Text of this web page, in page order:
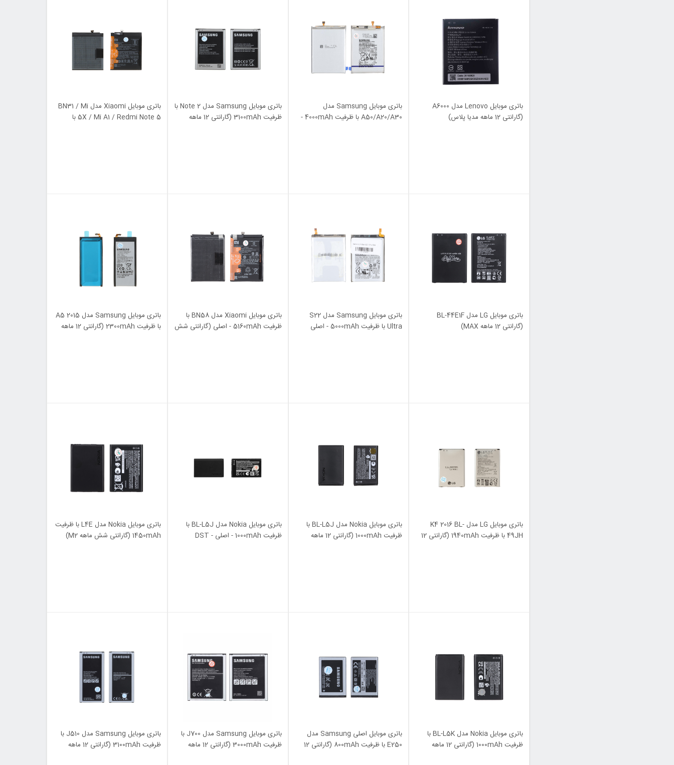
باتری موبایل Lenovo مدل A6000
(گارانتی 12 ماهه مدیا پلاس)
باتری موبایل Samsung مدل
A50/A20/A30 با ظرفیت 4000mAh -
باتری موبایل Samsung مدل Note 2 با
ظرفیت 3100mAh (گارانتی 12 ماهه
باتری موبایل Xiaomi مدل BN31 / Mi
5X / Mi A1 / Redmi Note 5 با
باتری موبایل LG مدل BL-44E1F
(گارانتی 12 ماهه MAX)
باتری موبایل Samsung مدل S22
Ultra با ظرفیت 5000mAh - اصلی
باتری موبایل Xiaomi مدل BN58 با
ظرفیت 5160mAh - اصلی (گارانتی شش
باتری موبایل Samsung مدل A5 2015
با ظرفیت 2300mAh (گارانتی 12 ماهه
باتری موبایل LG مدل K4 2016 BL-
49JH با ظرفیت 1940mAh (گارانتی 12
باتری موبایل Nokia مدل BL-L5J با
ظرفیت 1000mAh (گارانتی 12 ماهه
باتری موبایل Nokia مدل BL-L5J با
ظرفیت 1000mAh - اصلی - DST
باتری موبایل Nokia مدل L4E با ظرفیت
1450mAh (گارانتی شش ماهه M2)
باتری موبایل Nokia مدل BL-L5K با
ظرفیت 1000mAh (گارانتی 12 ماهه
باتری موبایل اصلی Samsung مدل
E250 با ظرفیت 800mAh (گارانتی 12
باتری موبایل Samsung مدل J700 با
ظرفیت 3000mAh (گارانتی 12 ماهه
باتری موبایل Samsung مدل J510 با
ظرفیت 3100mAh (گارانتی 12 ماهه